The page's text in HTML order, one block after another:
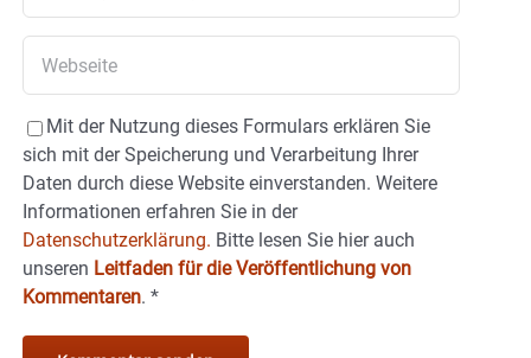
Mit der Nutzung dieses Formulars erklären Sie
sich mit der Speicherung und Verarbeitung Ihrer
Daten durch diese Website einverstanden. Weitere
Informationen erfahren Sie in der
Datenschutzerklärung. Bitte lesen Sie hier auch
unseren Leitfaden für die Veröffentlichung von
Kommentaren. *